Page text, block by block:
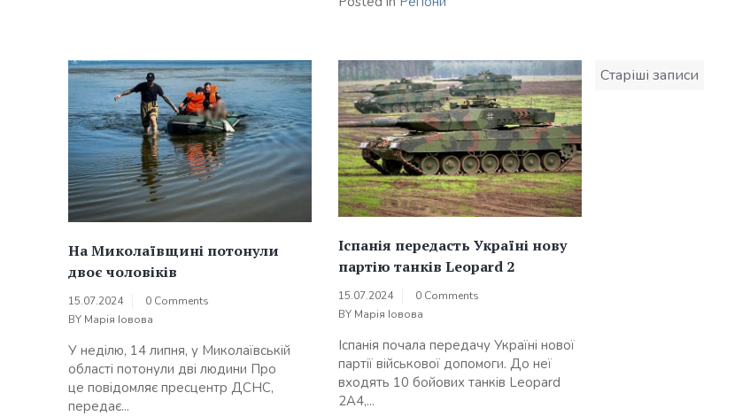
На Миколаївщині потонули
двоє чоловіків
15.07.2024
0 Comments
BY Марія Іовова
У неділю, 14 липня, у Миколаївській
області потонули дві людини Про
це повідомляє пресцентр ДСНС,
передає...
Іспанія передасть Україні нову
партію танків Leopard 2
15.07.2024
0 Comments
BY Марія Іовова
Іспанія почала передачу Україні нової
партії військової допомоги. До неї
входять 10 бойових танків Leopard
2А4,...
Навігація
Старіші записи